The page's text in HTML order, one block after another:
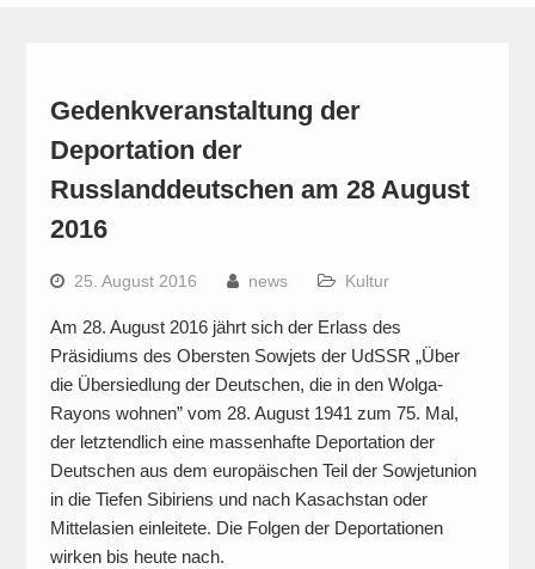
Gedenkveranstaltung der
Deportation der
Russlanddeutschen am 28 August
2016
25. August 2016 news Kultur
Am 28. August 2016 jährt sich der Erlass des
Präsidiums des Obersten Sowjets der UdSSR „Über
die Übersiedlung der Deutschen, die in den Wolga-
Rayons wohnen” vom 28. August 1941 zum 75. Mal,
der letztendlich eine massenhafte Deportation der
Deutschen aus dem europäischen Teil der Sowjetunion
in die Tiefen Sibiriens und nach Kasachstan oder
Mittelasien einleitete. Die Folgen der Deportationen
wirken bis heute nach.